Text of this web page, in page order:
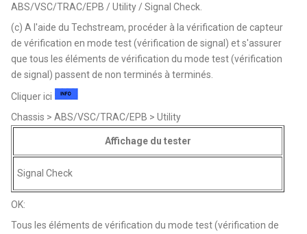
ABS/VSC/TRAC/EPB / Utility / Signal Check.
(c) A l'aide du Techstream, procéder à la vérification de capteur
de vérification en mode test (vérification de signal) et s'assurer
que tous les éléments de vérification du mode test (vérification
de signal) passent de non terminés à terminés.
Cliquer ici
Chassis > ABS/VSC/TRAC/EPB > Utility
Affichage du tester
Signal Check
OK:
Tous les éléments de vérification du mode test (vérification de